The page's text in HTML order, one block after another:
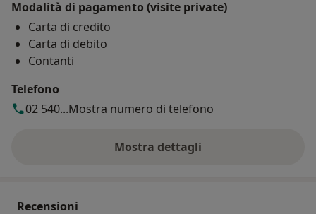
Modalità di pagamento (visite private)
Carta di credito
Carta di debito
Contanti
Telefono
02 540...Mostra numero di telefono
Mostra dettagli
sull'indirizzo
Recensioni